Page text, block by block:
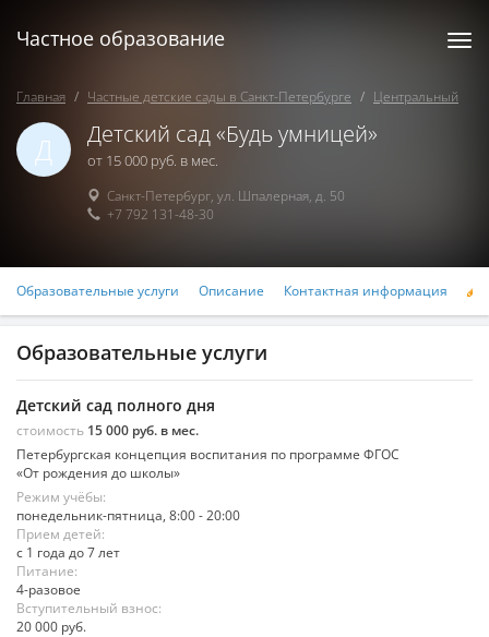
Частное образование
Главная Частные детские сады в Санкт-Петербурге Центральный
Д Детский сад «Будь умницей»
от 15 000 руб. в мес.
Санкт-Петербург, ул. Шпалерная, д. 50
+7 792 131-48-30
Образовательные услуги Описание Контактная информация
Образовательные услуги
Детский сад полного дня
стоимость 15 000 руб. в мес.
Петербургская концепция воспитания по программе ФГОС
«От рождения до школы»
Режим учёбы:
понедельник-пятница, 8:00 - 20:00
Прием детей:
с 1 года до 7 лет
Питание:
4-разовое
Вступительный взнос:
20 000 руб.